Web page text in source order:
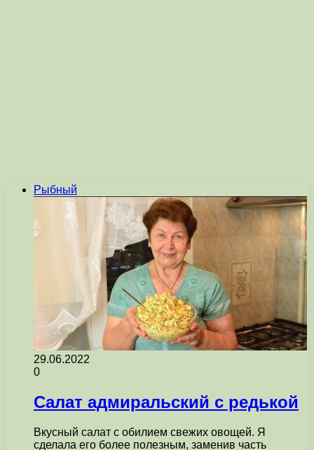
Рыбный
29.06.2022
0
Салат адмиральский с редькой
Вкусный салат с обилием свежих овощей. Я
сделала его более полезным, заменив часть